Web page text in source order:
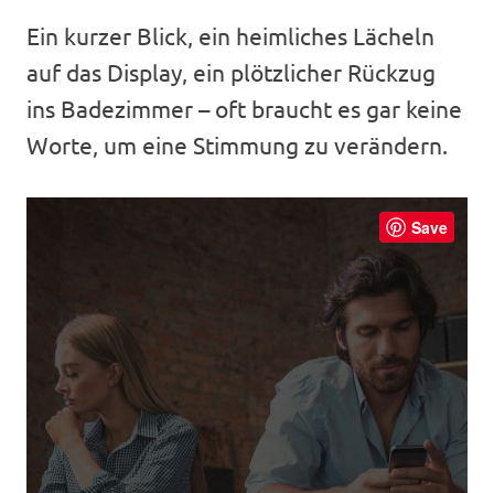
Ein kurzer Blick, ein heimliches Lächeln
auf das Display, ein plötzlicher Rückzug
ins Badezimmer – oft braucht es gar keine
Worte, um eine Stimmung zu verändern.
Save